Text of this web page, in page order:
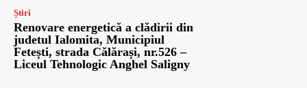
Știri
Renovare energetică a clădirii din
judetul Ialomita, Municipiul
Fetești, strada Călărași, nr.526 –
Liceul Tehnologic Anghel Saligny